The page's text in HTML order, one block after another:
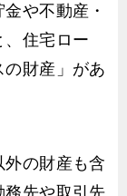
や不動産・
、住宅ロー
財産」があ
の財産も含
務先や取引先